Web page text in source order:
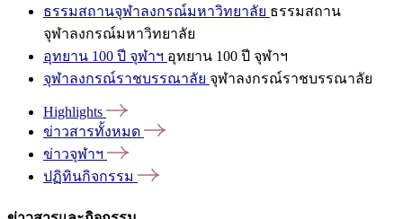
ธรรมสถานจุฬาลงกรณ์มหาวิทยาลัย ธรรมสถาน
จุฬาลงกรณ์มหาวิทยาลัย
อุทยาน 100 ปี จุฬาฯ อุทยาน 100 ปี จุฬาฯ
จุฬาลงกรณ์ราชบรรณาลัย จุฬาลงกรณ์ราชบรรณาลัย
Highlights
ข่าวสารทั้งหมด
ข่าวจุฬาฯ
ปฏิทินกิจกรรม